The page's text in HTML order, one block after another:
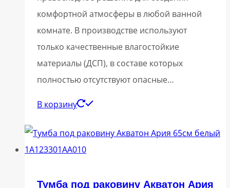
комфортной атмосферы в любой ванной
комнате. В производстве используют
только качественные влагостойкие
материалы (ДСП), в составе которых
полностью отсутствуют опасные…
В корзину
Тумба под раковину Акватон Ария